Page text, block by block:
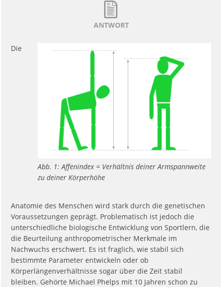
ANTWORT
Abb. 1: Affenindex = Verhältnis deiner Armspannweite
zu deiner Körperhöhe
Die
Anatomie des Menschen wird stark durch die genetischen
Voraussetzungen geprägt. Problematisch ist jedoch die
unterschiedliche biologische Entwicklung von Sportlern, die
die Beurteilung anthropometrischer Merkmale im
Nachwuchs erschwert. Es ist fraglich, wie stabil sich
bestimmte Parameter entwickeln oder ob
Körperlängenverhältnisse sogar über die Zeit stabil
bleiben. Gehörte Michael Phelps mit 10 Jahren schon zu